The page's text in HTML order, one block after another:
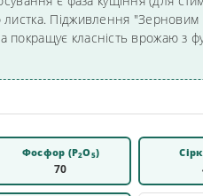
Підживлення "Зерновим
покращує класність врожаю з
Фосфор (P2O5)
70